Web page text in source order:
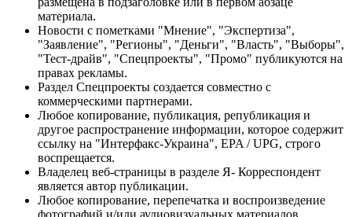
материала.
Новости с пометками "Мнение", "Экспертиза",
"Заявление", "Регионы", "Деньги", "Власть", "Выборы",
"Тест-драйв", "Спецпроекты", "Промо" публикуются на
правах рекламы.
Раздел Спецпроекты создается совместно с
коммерческими партнерами.
Любое копирование, публикация, републикация и
другое распространение информации, которое содержит
ссылку на "Интерфакс-Украина", EPA / UPG, строго
воспрещается.
Владелец веб-страницы в разделе Я- Корреспондент
является автор публикации.
Любое копирование, перепечатка и воспроизведение
фотографий и/или аудиовизуальных материалов,